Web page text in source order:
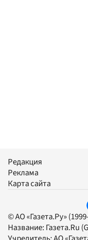
Редакция
Реклама
Карта сайта
© АО «Газета.Ру»
Название: Газета.Ru